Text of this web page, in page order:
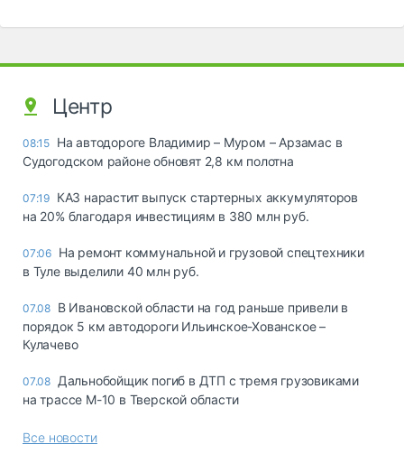
Центр
08:15 На автодороге Владимир – Муром – Арзамас в
Судогодском районе обновят 2,8 км полотна
07:19 КАЗ нарастит выпуск стартерных аккумуляторов
на 20% благодаря инвестициям в 380 млн руб.
07:06 На ремонт коммунальной и грузовой спецтехники
в Туле выделили 40 млн руб.
07.08 В Ивановской области на год раньше привели в
порядок 5 км автодороги Ильинское-Хованское –
Кулачево
07.08 Дальнобойщик погиб в ДТП с тремя грузовиками
на трассе М-10 в Тверской области
Все новости